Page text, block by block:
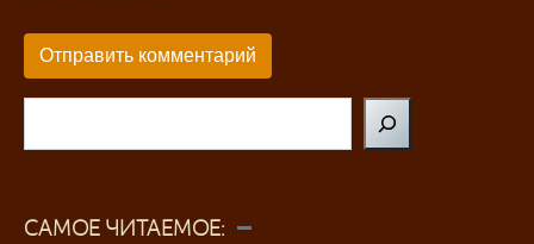
САМОЕ ЧИТАЕМОЕ: